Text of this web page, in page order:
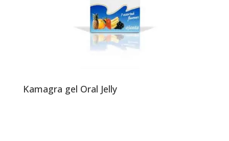
Kamagra gel Oral Jelly